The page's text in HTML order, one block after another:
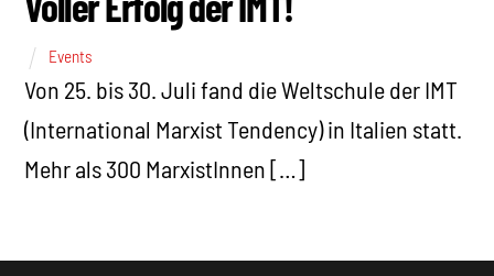
Events
Von 25. bis 30. Juli fand die Weltschule der IMT
(International Marxist Tendency) in Italien statt.
Mehr als 300 MarxistInnen […]